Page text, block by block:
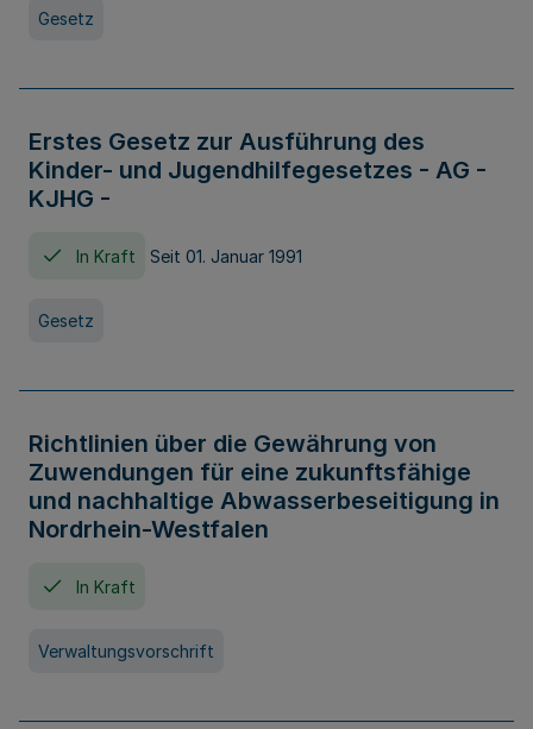
Gesetz
Erstes Gesetz zur Ausführung des
Kinder- und Jugendhilfegesetzes - AG -
KJHG -
In Kraft Seit 01. Januar 1991
Gesetz
Richtlinien über die Gewährung von
Zuwendungen für eine zukunftsfähige
und nachhaltige Abwasserbeseitigung in
Nordrhein-Westfalen
In Kraft
Verwaltungsvorschrift